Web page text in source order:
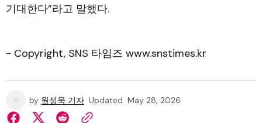
기대한다”라고 말했다.
- Copyright, SNS 타임즈 www.snstimes.kr
by 원성욱 기자 Updated May 28, 2026